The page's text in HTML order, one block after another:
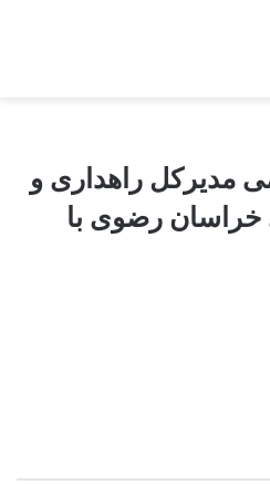
مدیرکل راهداری و
خراسان رضوی با